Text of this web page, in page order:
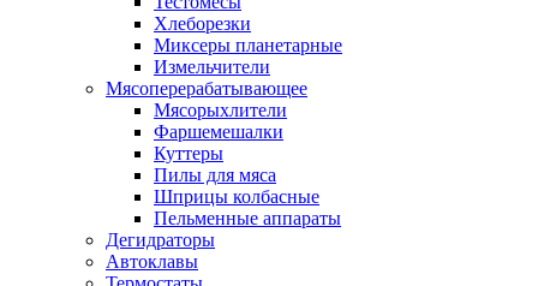
Хлеборезки
Миксеры планетарные
Измельчители
Мясоперерабатывающее
Мясорыхлители
Фаршемешалки
Куттеры
Пилы для мяса
Шприцы колбасные
Пельменные аппараты
Дегидраторы
Автоклавы